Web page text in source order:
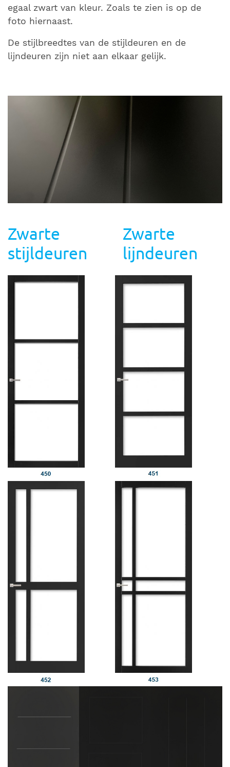
egaal zwart van kleur. Zoals te zien is op de
foto hiernaast.
De stijlbreedtes van de stijldeuren en de
lijndeuren zijn niet aan elkaar gelijk.
Zwarte
stijldeuren
Zwarte
lijndeuren